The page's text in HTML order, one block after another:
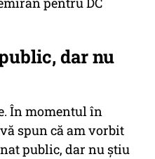
dar nu
În momentul în
spun că am vorbit
public, dar nu știu